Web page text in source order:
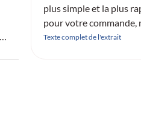
plus simple et la plus
pour votre commande,
vous pouvez aussi
Texte complet de l'extrait